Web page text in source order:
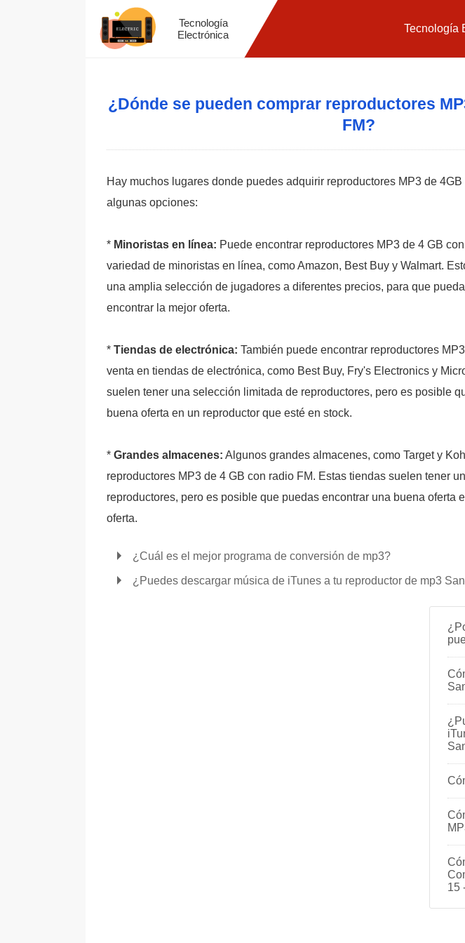
Tecnología
Electrónica
Tecnología
¿Dónde se pueden comprar reproductores
FM?
Hay muchos lugares donde puedes adquirir reproductores MP3 de
algunas opciones:
* Minoristas en línea: Puede encontrar reproductores MP3 de 4 GB
variedad de minoristas en línea, como Amazon, Best Buy y Walmart.
una amplia selección de jugadores a diferentes precios, para que
encontrar la mejor oferta.
* Tiendas de electrónica: También puede encontrar reproductores
venta en tiendas de electrónica, como Best Buy, Fry's Electronics y
suelen tener una selección limitada de reproductores, pero es posible
buena oferta en un reproductor que esté en stock.
* Grandes almacenes: Algunos grandes almacenes, como Target y
reproductores MP3 de 4 GB con radio FM. Estas tiendas suelen tener
reproductores, pero es posible que puedas encontrar una buena oferta
oferta.
¿Cuál es el mejor programa de conversión de mp3?
¿Puedes descargar música de iTunes a tu reproductor de mp3
15